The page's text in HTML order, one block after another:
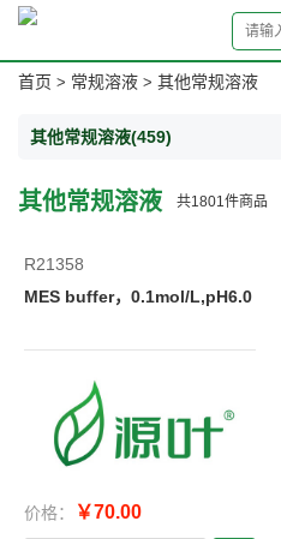
首页 > 常规溶液 > 其他常规溶液
其他常规溶液(459)
其他常规溶液 共1801 件商品
R21358
MES buffer，0.1mol/L,pH6.0
价格： ￥70.00